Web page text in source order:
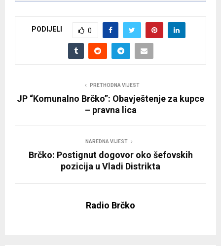
PODIJELI 0
PRETHODNA VIJEST
JP “Komunalno Brčko”: Obavještenje za kupce
– pravna lica
NAREDNA VIJEST
Brčko: Postignut dogovor oko šefovskih
pozicija u Vladi Distrikta
Radio Brčko